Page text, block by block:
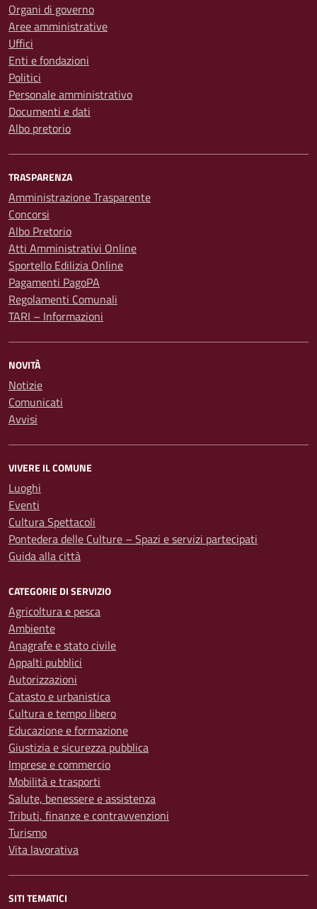
Organi di governo
Aree amministrative
Uffici
Enti e fondazioni
Politici
Personale amministrativo
Documenti e dati
Albo pretorio
TRASPARENZA
Amministrazione Trasparente
Concorsi
Albo Pretorio
Atti Amministrativi Online
Sportello Edilizia Online
Pagamenti PagoPA
Regolamenti Comunali
TARI – Informazioni
NOVITÀ
Notizie
Comunicati
Avvisi
VIVERE IL COMUNE
Luoghi
Eventi
Cultura Spettacoli
Pontedera delle Culture – Spazi e servizi partecipati
Guida alla città
CATEGORIE DI SERVIZIO
Agricoltura e pesca
Ambiente
Anagrafe e stato civile
Appalti pubblici
Autorizzazioni
Catasto e urbanistica
Cultura e tempo libero
Educazione e formazione
Giustizia e sicurezza pubblica
Imprese e commercio
Mobilità e trasporti
Salute, benessere e assistenza
Tributi, finanze e contravvenzioni
Turismo
Vita lavorativa
SITI TEMATICI